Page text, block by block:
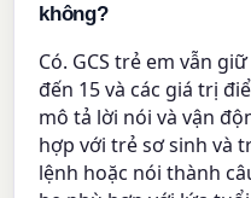
không?
Có. GCS trẻ em vẫn
đến 15 và các giá trị
mô tả lời nói và vận
hợp với trẻ sơ sinh và
lệnh hoặc nói thành